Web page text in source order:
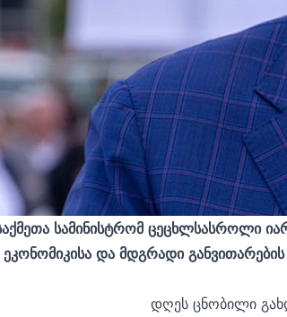
სამინისტრომ ცეცხლსასროლი
და მდგრადი
დღეს ცნობილი